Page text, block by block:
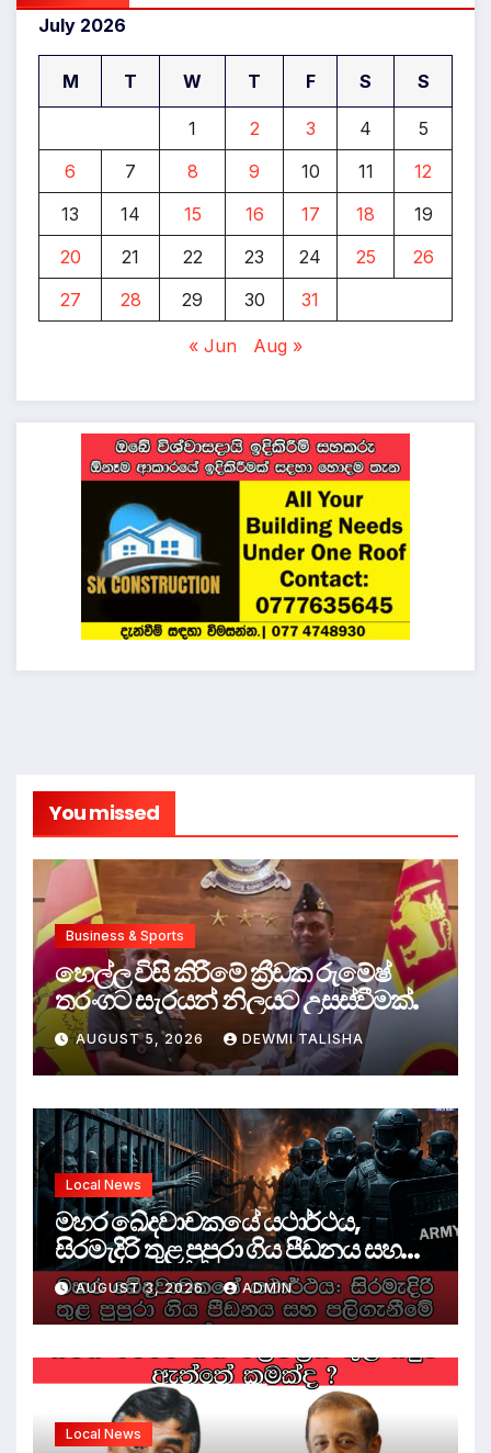
July 2026
M T W T F S S
1 2 3 4
5
6
7 8 9 10 11
12
13
14 15 16 17 18
19
20
21 22 23 24 25
26
27
28 29 30 31
« Jun Aug »
You missed
Business & Sports
හෙල්ල විසි කිරීමේ ක්‍රීඩක රුමේෂ්
තරංගට සැරයන් නිලයට උසස්වීමක්.
AUGUST 5, 2026 DEWMI TALISHA
Local News
මහර ඛේදවාචකයේ යථාර්ථය,
සිරමැදිරි තුළ පුපුරා ගිය පීඩනය සහ
පලිගැනීමේ දේශපාලනය
AUGUST 3, 2026 ADMIN
Local News